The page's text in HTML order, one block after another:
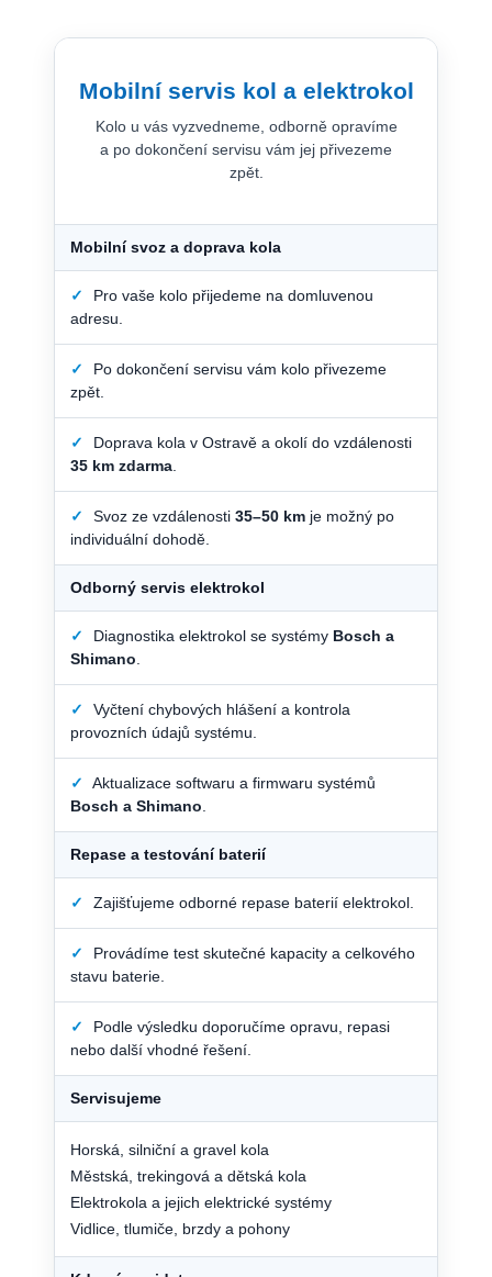
Mobilní servis kol a elektrokol
Kolo u vás vyzvedneme, odborně opravíme
a po dokončení servisu vám jej přivezeme
zpět.
Mobilní svoz a doprava kola
✓
Pro vaše kolo přijedeme na domluvenou
adresu.
✓
Po dokončení servisu vám kolo přivezeme
zpět.
✓
Doprava kola v Ostravě a okolí do vzdálenosti
35 km zdarma
✓ Svoz ze vzdálenosti 35–50 km je možný po
individuální dohodě.
Odborný servis elektrokol
✓ Diagnostika elektrokol se systémy Bosch a
Shimano
✓
Vyčtení chybových hlášení a kontrola
provozních údajů systému.
✓
Aktualizace softwaru a firmwaru systémů
Bosch a Shimano
Repase a testování baterií
✓ Zajišťujeme odborné repase baterií elektrokol.
✓
Provádíme test skutečné kapacity a celkového
stavu baterie.
✓
Podle výsledku doporučíme opravu, repasi
nebo další vhodné řešení.
Servisujeme
Horská, silniční a gravel kola
Městská, trekingová a dětská kola
Elektrokola a jejich elektrické systémy
Vidlice, tlumiče, brzdy a pohony